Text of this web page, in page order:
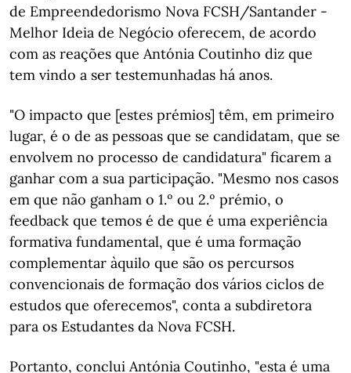
de Empreendedorismo Nova FCSH/Santander -
Melhor Ideia de Negócio oferecem, de acordo
com as reações que Antónia Coutinho diz que
tem vindo a ser testemunhadas há anos.
"O impacto que [estes prémios] têm, em primeiro
lugar, é o de as pessoas que se candidatam, que se
envolvem no processo de candidatura" ficarem a
ganhar com a sua participação. "Mesmo nos casos
em que não ganham o 1.º ou 2.º prémio, o
feedback que temos é de que é uma experiência
formativa fundamental, que é uma formação
complementar àquilo que são os percursos
convencionais de formação dos vários ciclos de
estudos que oferecemos", conta a subdiretora
para os Estudantes da Nova FCSH.
Portanto, conclui Antónia Coutinho, "esta é uma